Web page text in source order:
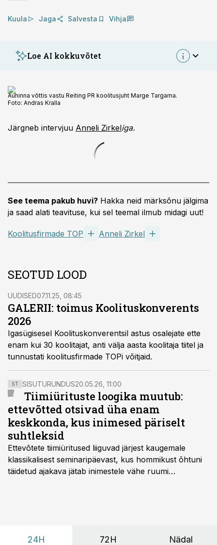
Kuula Jaga Salvesta Vihja
Loe AI kokkuvõtet
Auhinna võttis vastu Reiting PR koolitusjuht Marge Targama.
Foto: Andras Kralla
Järgneb intervjuu Anneli Zirkeliga.
See teema pakub huvi? Hakka neid märksõnu jälgima
ja saad alati teavituse, kui sel teemal ilmub midagi uut!
Koolitusfirmade TOP Anneli Zirkel
SEOTUD LOOD
UUDISED07.11.25, 08:45
GALERII: toimus Koolituskonverents
2026
Igasügisesel Koolituskonverentsil astus osalejate ette
enam kui 30 koolitajat, anti välja aasta koolitaja tiitel ja
tunnustati koolitusfirmade TOPi võitjaid.
ST SISUTURUNDUS20.05.26, 11:00
Tiimiürituste loogika muutub:
ettevõtted otsivad üha enam
keskkonda, kus inimesed päriselt
suhtleksid
Ettevõtete tiimiüritused liiguvad järjest kaugemale
klassikalisest seminaripäevast, kus hommikust õhtuni
täidetud ajakava jätab inimestele vähe ruumi
24H 72H Nädal